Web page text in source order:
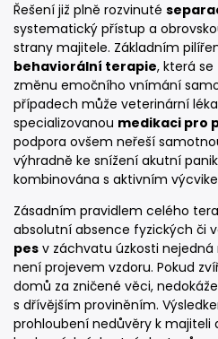
Řešení již plně rozvinuté
systematický přístup a
strany majitele. Základním
behaviorální terapie, která
změnu emočního vnímání
případech může veterinární
specializovanou medikaci pro
podpora ovšem neřeší
výhradně ke snížení akutní
kombinována s aktivním
Zásadním pravidlem celého
absolutní absence fyzických či
pes v záchvatu úzkosti
není projevem vzdoru. Pokud
domů za zničené věci,
s dřívějším proviněním.
prohloubení nedůvěry k majiteli